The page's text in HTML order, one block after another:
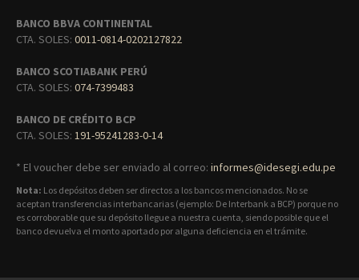
BANCO BBVA CONTINENTAL
CTA. SOLES: 0011-0814-0202127822
BANCO SCOTIABANK PERÚ
CTA. SOLES: 074-7399483
BANCO DE CRÉDITO BCP
CTA. SOLES: 191-95241283-0-14
* El voucher debe ser enviado al correo: informes@idesegi.edu.pe
Nota: Los depósitos deben ser directos a los bancos mencionados. No se
aceptan transferencias interbancarias (ejemplo: De Interbank a BCP) porque no
es corroborable que su depósito llegue a nuestra cuenta, siendo posible que el
banco devuelva el monto aportado por alguna deficiencia en el trámite.